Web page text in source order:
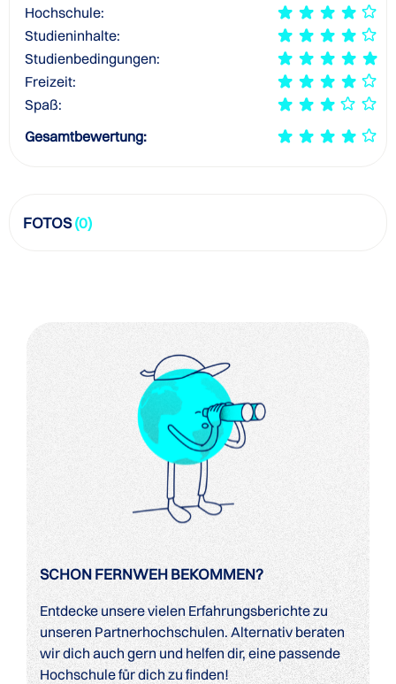
Hochschule:
Studieninhalte:
Studienbedingungen:
Freizeit:
Spaß:
Gesamtbewertung:
FOTOS(0)
SCHON FERNWEH BEKOMMEN?
Entdecke unsere vielen Erfahrungsberichte zu
unseren Partnerhochschulen. Alternativ beraten
wir dich auch gern und helfen dir, eine passende
Hochschule für dich zu finden!